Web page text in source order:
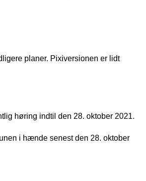
planer. Pixiversionen er lidt
høring indtil den 28. oktober 2021.
i hænde senest den 28. oktober